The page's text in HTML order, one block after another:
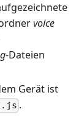
voice
-Dateien
Gerät ist
.